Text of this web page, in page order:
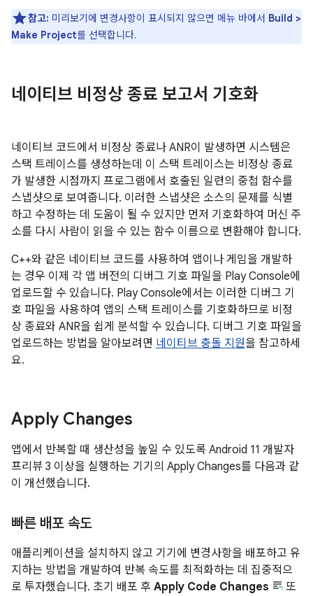
참고: 미리보기에 변경사항이 표시되지 않으면 메뉴 바에서 Build >
Make Project를 선택합니다.
네이티브 비정상 종료 보고서 기호화
네이티브 코드에서 비정상 종료나 ANR이 발생하면 시스템은
스택 트레이스를 생성하는데 이 스택 트레이스는 비정상 종료
가 발생한 시점까지 프로그램에서 호출된 일련의 중첩 함수를
스냅샷으로 보여줍니다. 이러한 스냅샷은 소스의 문제를 식별
하고 수정하는 데 도움이 될 수 있지만 먼저 기호화하여 머신 주
소를 다시 사람이 읽을 수 있는 함수 이름으로 변환해야 합니다.
C++와 같은 네이티브 코드를 사용하여 앱이나 게임을 개발하
는 경우 이제 각 앱 버전의 디버그 기호 파일을 Play Console에
업로드할 수 있습니다. Play Console에서는 이러한 디버그 기
호 파일을 사용하여 앱의 스택 트레이스를 기호화하므로 비정
상 종료와 ANR을 쉽게 분석할 수 있습니다. 디버그 기호 파일을
업로드하는 방법을 알아보려면 네이티브 충돌 지원을 참고하세
요.
Apply Changes
앱에서 반복할 때 생산성을 높일 수 있도록 Android 11 개발자
프리뷰 3 이상을 실행하는 기기의 Apply Changes를 다음과 같
이 개선했습니다.
빠른 배포 속도
애플리케이션을 설치하지 않고 기기에 변경사항을 배포하고 유
지하는 방법을 개발하여 반복 속도를 최적화하는 데 집중적으
로 투자했습니다. 초기 배포 후 Apply Code Changes
또